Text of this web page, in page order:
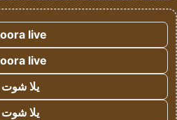
live
live
يلا شوت
يلا شوت